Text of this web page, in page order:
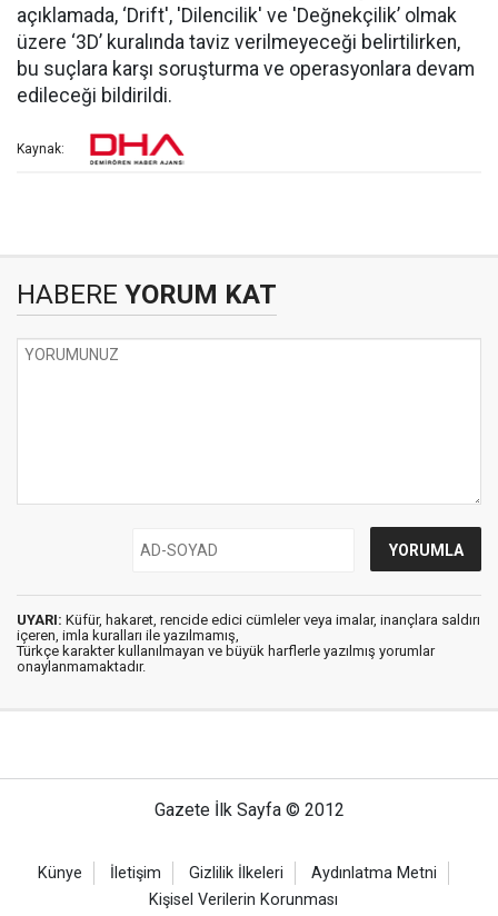
açıklamada, ‘Drift', 'Dilencilik' ve 'Değnekçilik’ olmak
üzere ‘3D’ kuralında taviz verilmeyeceği belirtilirken,
bu suçlara karşı soruşturma ve operasyonlara devam
edileceği bildirildi.
Kaynak:
HABERE YORUM KAT
UYARI: Küfür, hakaret, rencide edici cümleler veya imalar, inançlara saldırı
içeren, imla kuralları ile yazılmamış,
Türkçe karakter kullanılmayan ve büyük harflerle yazılmış yorumlar
onaylanmamaktadır.
Gazete İlk Sayfa © 2012
Künye İletişim Gizlilik İlkeleri
Aydınlatma Metni
Kişisel Verilerin Korunması